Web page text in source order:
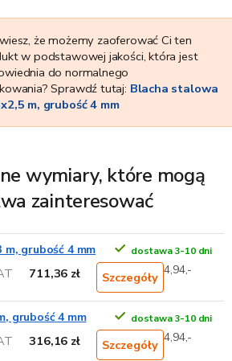
że możemy zaoferować Ci ten
w podstawowej jakości, która jest
do normalnego
Sprawdź tutaj: Blacha stalowa
m, grubość 4 mm
wymiary, które mogą
zainteresować
grubość 4 mm dostawa 3-10 dni
711,36 zł Szczegóły 4,94,-
grubość 4 mm dostawa 3-10 dni
316,16 zł Szczegóły 4,94,-